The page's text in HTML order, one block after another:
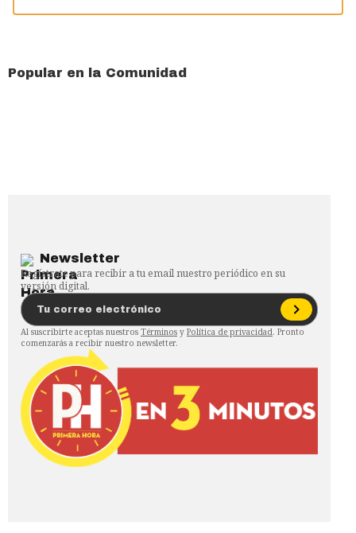
Popular en la Comunidad
Newsletter
Regístrate para recibir a tu email nuestro periódico en su
versión digital.
Al suscribirte aceptas nuestros Términos y Política de privacidad. Pronto
comenzarás a recibir nuestro newsletter.